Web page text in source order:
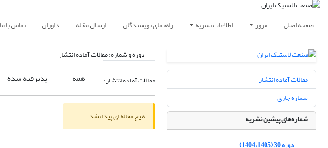
صفحه اصلی مرور اطلاعات نشریه راهنمای نویسندگان ارسال مقاله داوران تماس با ما
دوره و شماره:مقالات آماده انتشار
مقالات آماده انتشار:
همه پذیرفته شده
هیچ مقاله ای پیدا نشد.
مقالات آماده انتشار
شماره جاری
شماره‌های پیشین نشریه
دوره 30 (1404،1405)